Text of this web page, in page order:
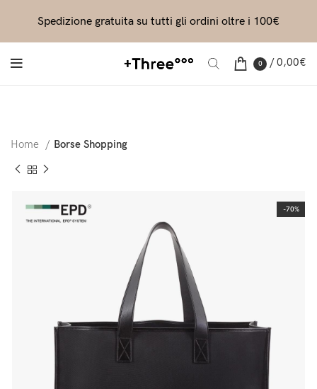
0 / 0,00€
Home Borse Shopping
-70%
Spedizione gratuita su tutti gli ordini oltre i 100€